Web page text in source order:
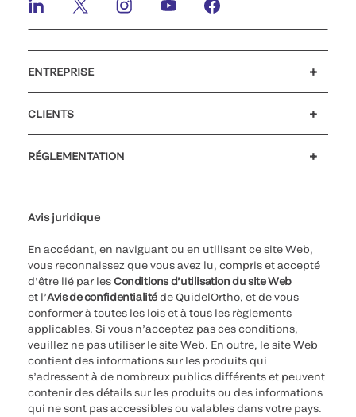
ENTREPRISE
CLIENTS
RÉGLEMENTATION
Avis juridique
En accédant, en naviguant ou en utilisant ce site Web,
vous reconnaissez que vous avez lu, compris et accepté
d’être lié par lesConditions d’utilisation du site Web
et l’Avis de confidentialitéde QuidelOrtho, et de vous
conformer à toutes les lois et à tous les règlements
applicables. Si vous n’acceptez pas ces conditions,
veuillez ne pas utiliser le site Web. En outre, le site Web
contient des informations sur les produits qui
s’adressent à de nombreux publics différents et peuvent
contenir des détails sur les produits ou des informations
qui ne sont pas accessibles ou valables dans votre pays.